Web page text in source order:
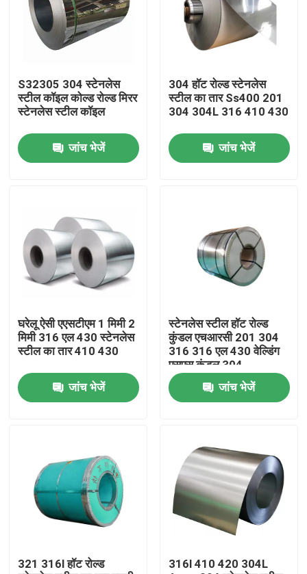
हमारे बारे में
संपर्क
स्टेनलेस स्टील गोल ट्यूब
स्टेनलेस स्टील प्लेट शीट
एसएस स्क्वायर ट्यूब
निर्बाध स्टेनलेस स्टील पाइप
स्टेनलेस स्टील पट्टी
S32305 304 स्टेनलेस
स्टील कॉइल कोल्ड रोल्ड मिरर
स्टेनलेस स्टील कॉइल
जांच भेजें
304 हॉट रोल्ड स्टेनलेस
स्टील का तार Ss400 201
304 304L 316 410 430
जांच भेजें
घरेलू ऐसी एएसटीएम 1 मिमी 2
मिमी 316 एल 430 स्टेनलेस
स्टील का तार 410 430
जांच भेजें
स्टेनलेस स्टील हॉट रोल्ड
कुंडल एचआरसी 201 304
316 316 एल 430 वेल्डिंग
एसएस कुंडल 304
जांच भेजें
321 316l हॉट रोल्ड
316l 410 420 304L